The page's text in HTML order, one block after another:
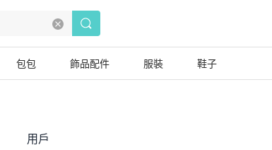
包包 飾品配件 服裝 鞋子
用戶